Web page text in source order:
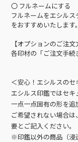
〇 フルネームにする
フルネームをエシル
をおすすめいたします。
【オプションのご注文
各印材の「ご注文手続
＜安心！エシルスのセ
エシルス印鑑ではセキ
一点一点固有の形を追
ご希望されない場合
要とご記入ください。
※印鑑以外の商品（浸